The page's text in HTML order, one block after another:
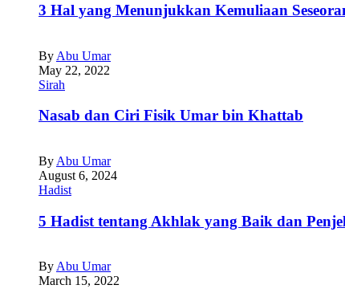
3 Hal yang Menunjukkan Kemuliaan
By Abu Umar
May 22, 2022
Sirah
Nasab dan Ciri Fisik Umar bin Khattab
By Abu Umar
August 6, 2024
Hadist
5 Hadist tentang Akhlak yang Baik dan
ByAbu Umar
March 15, 2022